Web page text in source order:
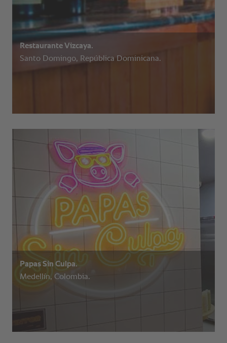
Restaurante Vizcaya.
Santo Domingo, República Dominicana.
Papas Sin Culpa.
Medellín, Colombia.